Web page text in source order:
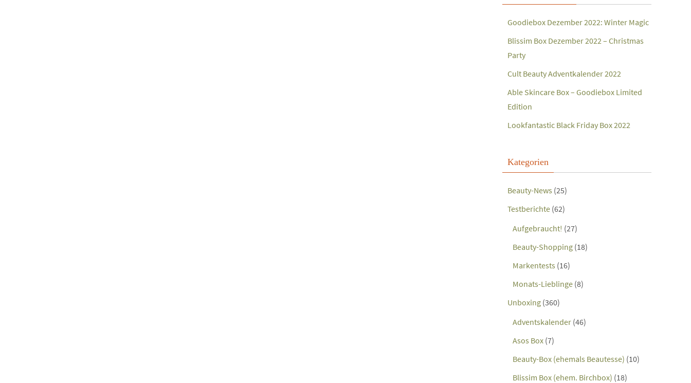
Goodiebox Dezember 2022: Winter Magic
Blissim Box Dezember 2022 – Christmas
Party
Cult Beauty Adventkalender 2022
Able Skincare Box – Goodiebox Limited
Edition
Lookfantastic Black Friday Box 2022
Kategorien
Beauty-News (25)
Testberichte (62)
Aufgebraucht! (27)
Beauty-Shopping (18)
Markentests (16)
Monats-Lieblinge (8)
Unboxing (360)
Adventskalender (46)
Asos Box (7)
Beauty-Box (ehemals Beautesse) (10)
Blissim Box (ehem. Birchbox) (18)